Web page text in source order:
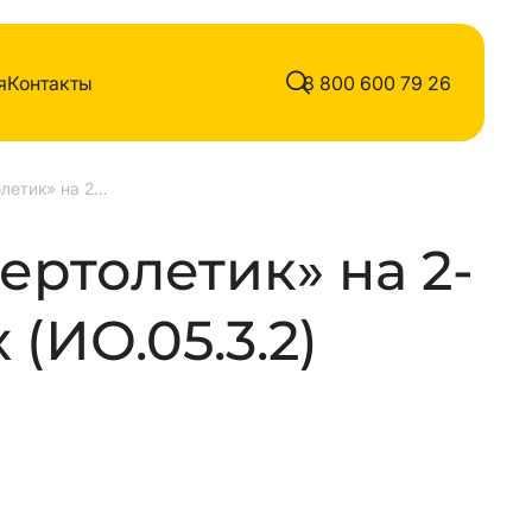
Контакты 8 800 600 79 26
Качалка «Вертолетик» на 2-х пружинах
на 2-